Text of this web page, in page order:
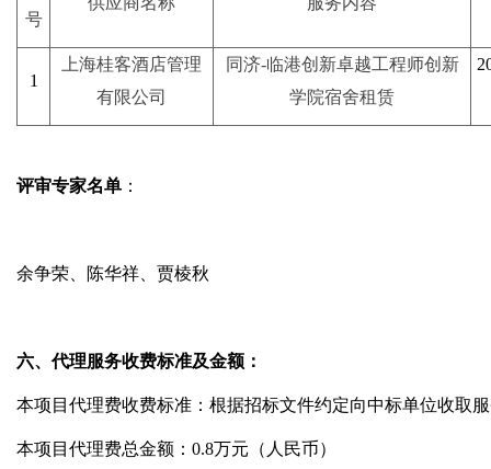
号
1
上海桂客酒店管理
有限公司
同济-临港创新卓越工程师创新
学院宿舍租赁
评审专家名单 ：
余争荣、 陈华祥 、贾棱秋
六、代理服务收费标准及金额：
本项目代理费收费标准：根据招标文件约定向中标单位收取
本项目代理费总金额： 0.8万元（人民币）